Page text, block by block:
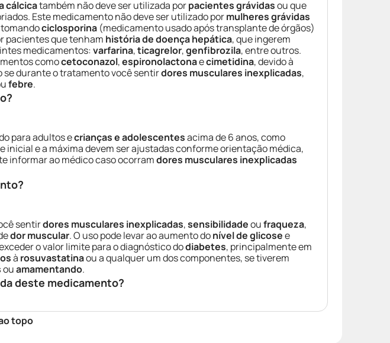
cálcicatambém não deve ser utilizada porpacientes grávidasou que
Este medicamento não deve ser utilizado pormulheres grávidas
ciclosporina (medicamento usado após transplante de órgãos)
pacientes que tenham história de doença hepática, que ingerem
medicamentos:varfarina,ticagrelor,genfibrozila, entre outros.
comocetoconazol,espironolactonaecimetidina, devido à
se durante o tratamento você sentirdores musculares inexplicadas,
febre.
para adultos ecrianças e adolescentesacima de 6 anos, como
inicial e a máxima devem ser ajustadas conforme orientação médica,
informar ao médico caso ocorramdores musculares inexplicadas
sentirdores musculares inexplicadas,sensibilidadeoufraqueza,
dor muscular. O uso pode levar ao aumento donível de glicosee
o valor limite para o diagnóstico dodiabetes, principalmente em
à rosuvastatinaou a qualquer um dos componentes, se tiverem
ouamamentando.
deste medicamento?
topo